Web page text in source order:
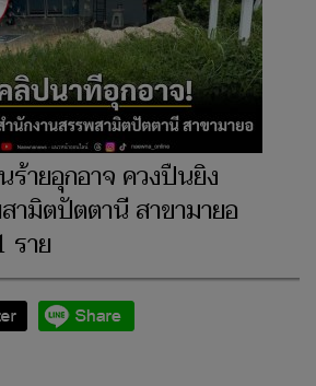
ายอุกอาจ ควงปืนยิง
ามิตปัตตานี สาขามายอ
ราย